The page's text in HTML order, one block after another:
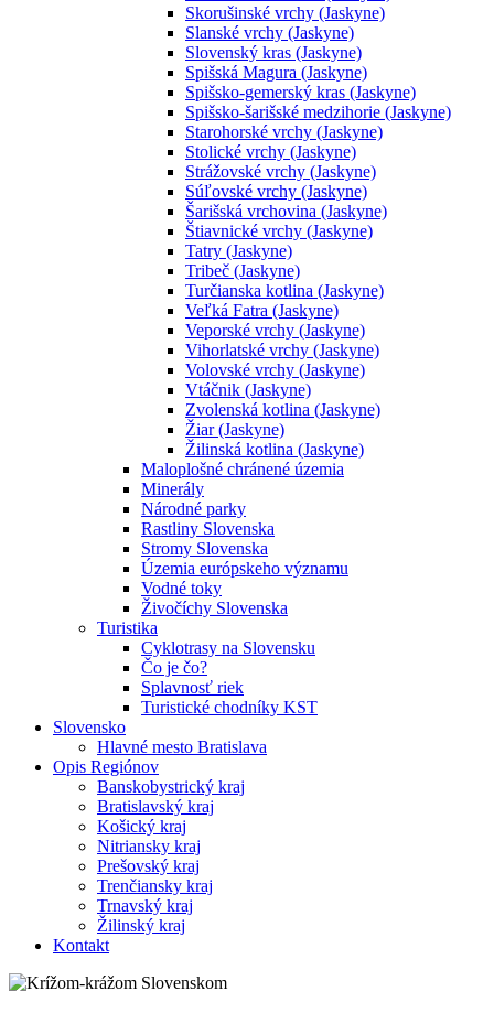
Skorušinské vrchy (Jaskyne)
Slanské vrchy (Jaskyne)
Slovenský kras (Jaskyne)
Spišská Magura (Jaskyne)
Spišsko-gemerský kras (Jaskyne)
Spišsko-šarišské medzihorie (Jaskyne)
Starohorské vrchy (Jaskyne)
Stolické vrchy (Jaskyne)
Strážovské vrchy (Jaskyne)
Súľovské vrchy (Jaskyne)
Šarišská vrchovina (Jaskyne)
Štiavnické vrchy (Jaskyne)
Tatry (Jaskyne)
Tribeč (Jaskyne)
Turčianska kotlina (Jaskyne)
Veľká Fatra (Jaskyne)
Veporské vrchy (Jaskyne)
Vihorlatské vrchy (Jaskyne)
Volovské vrchy (Jaskyne)
Vtáčnik (Jaskyne)
Zvolenská kotlina (Jaskyne)
Žiar (Jaskyne)
Žilinská kotlina (Jaskyne)
Maloplošné chránené územia
Minerály
Národné parky
Rastliny Slovenska
Stromy Slovenska
Územia európskeho významu
Vodné toky
Živočíchy Slovenska
Turistika
Cyklotrasy na Slovensku
Čo je čo?
Splavnosť riek
Turistické chodníky KST
Slovensko
Hlavné mesto Bratislava
Opis Regiónov
Banskobystrický kraj
Bratislavský kraj
Košický kraj
Nitriansky kraj
Prešovský kraj
Trenčiansky kraj
Trnavský kraj
Žilinský kraj
Kontakt